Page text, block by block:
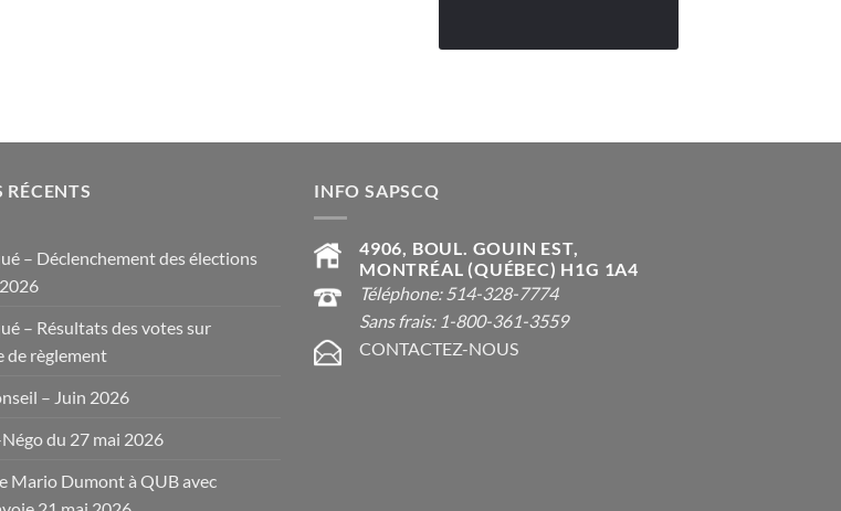
RÉCENTS
– Déclenchement des élections
– Résultats des votes sur
de règlement
– Juin 2026
du 27 mai 2026
Mario Dumont à QUB avec
INFO SAPSCQ
4906, BOUL. GOUIN EST,
MONTRÉAL (QUÉBEC) H1G 1A4
Téléphone: 514-328-7774
Sans frais: 1-800-361-3559
CONTACTEZ-NOUS